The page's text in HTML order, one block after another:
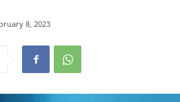
8, 2023